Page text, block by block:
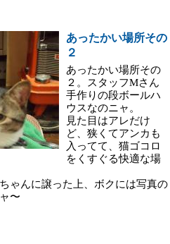
あったかい場所その
２
あったかい場所その
２。スタッフMさん
手作りの段ボールハ
ウスなのニャ。
見た目はアレだけ
ど、狭くてアンカも
入ってて、猫ゴコロ
をくすぐる快適な場
ゃんに譲った上、ボクには写真の
〜